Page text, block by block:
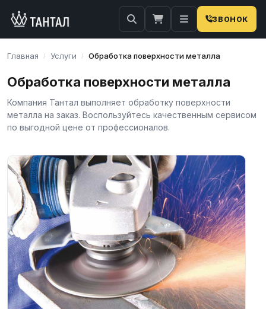
ЗВОНОК
Главная / Услуги / Обработка поверхности металла
Обработка поверхности металла
Компания Тантал выполняет обработку поверхности
металла на заказ. Воспользуйтесь качественным сервисом
по выгодной цене от профессионалов.